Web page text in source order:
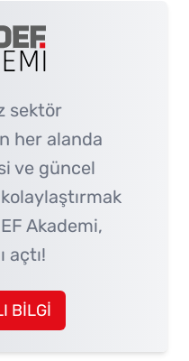
sektör
her alanda
ve güncel
Akademi,
açtı!
BİLGİ